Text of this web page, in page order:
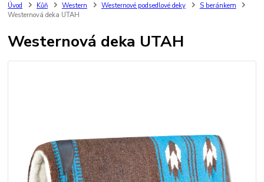
Úvod Kůň Western Westernové podsedlové deky
S beránkem
Westernová deka UTAH
Westernová deka UTAH